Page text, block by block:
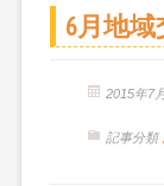
6月地
2015年7
記事分類